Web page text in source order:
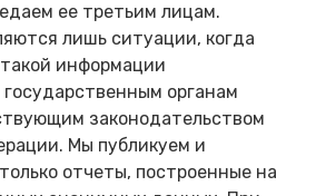
ее третьим лицам.
лишь ситуации, когда
информации
органам
законодательством
Мы публикуем и
отчеты, построенные на